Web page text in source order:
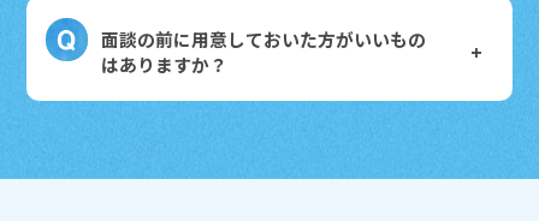
面談の前に用意しておいた方がいいもの
はありますか？